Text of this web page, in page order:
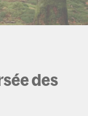
des